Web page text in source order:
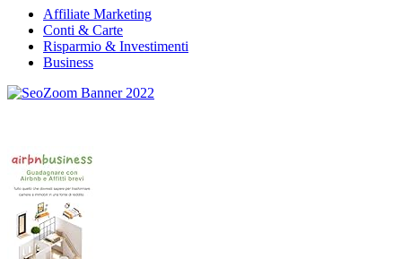
Affiliate Marketing
Conti & Carte
Risparmio & Investimenti
Business